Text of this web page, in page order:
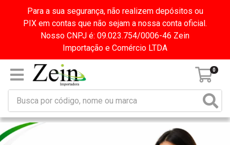
Para a sua segurança, não realizem depósitos ou
PIX em contas que não sejam a nossa conta oficial.
Nosso CNPJ é: 09.023.754/0006-46 Zein
Importação e Comércio LTDA
0